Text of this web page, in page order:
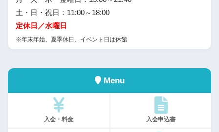
土・日・祝日：11:00～18:00
定休日／水曜日
※年末年始、夏季休日、イベント日は休館
Menu
入会・料金 入会申込書